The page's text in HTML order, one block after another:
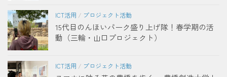
ICT活用 / プロジェクト活動
15代目のんほいパーク盛り上げ隊！春学期の活
動（三輪・山口プロジェクト）
ICT活用 / プロジェクト活動